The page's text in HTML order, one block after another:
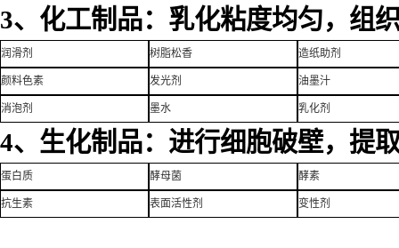
3、化工制品：乳化粘度均匀，组
润滑剂 树脂松香 造纸助剂
颜料色素 发光剂 油墨汁
消泡剂 墨水 乳化剂
4、生化制品：进行细胞破壁，提
蛋白质 酵母菌 酵素
抗生素 表面活性剂 变性剂